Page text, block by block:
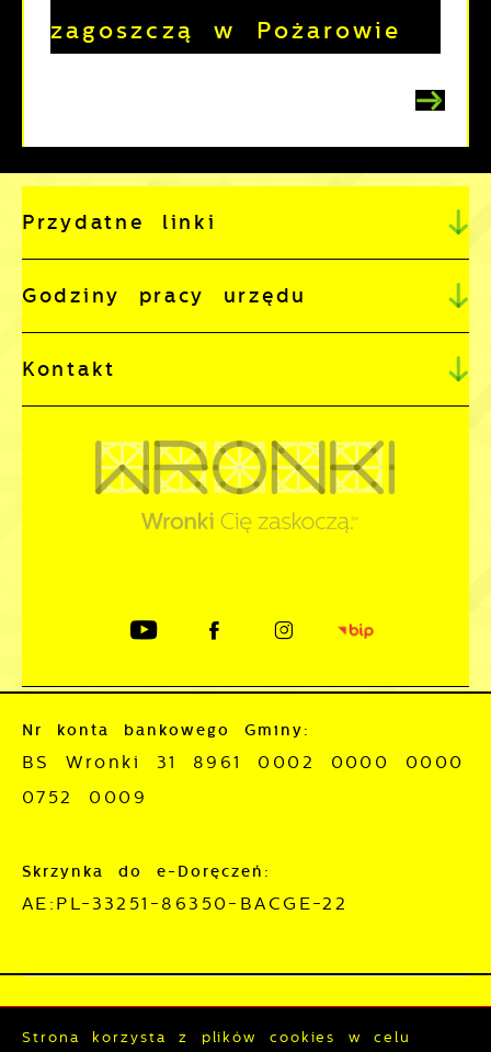
zagoszczą w Pożarowie
Przydatne linki
Godziny pracy urzędu
Kontakt
Nr konta bankowego Gminy:
BS Wronki 31 8961 0002 0000 0000
0752 0009
Skrzynka do e-Doręczeń:
AE:PL-33251-86350-BACGE-22
Strona korzysta z plików cookies w celu